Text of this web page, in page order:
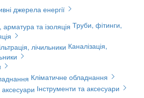
джерела енергії
Труби, фітинги,
Каналізація,
Кліматичне обладнання
Інструменти та аксесуари